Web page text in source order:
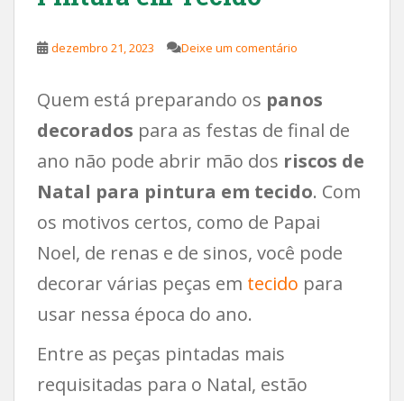
dezembro 21, 2023 Deixe um comentário
Quem está preparando os panos
decorados para as festas de final de
ano não pode abrir mão dos riscos de
Natal para pintura em tecido. Com
os motivos certos, como de Papai
Noel, de renas e de sinos, você pode
decorar várias peças em tecido para
usar nessa época do ano.
Entre as peças pintadas mais
requisitadas para o Natal, estão